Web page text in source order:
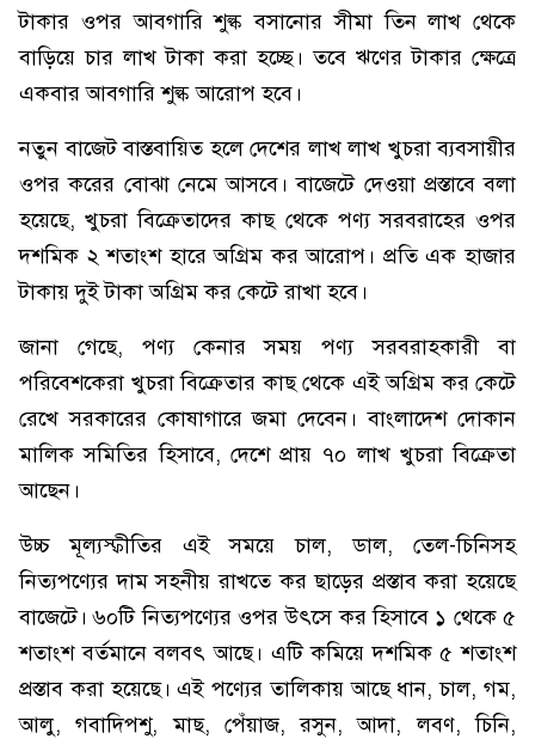
টাকার ওপর আবগারি শুল্ক বসানোর সীমা তিন লাখ থেকে
বাড়িয়ে চার লাখ টাকা করা হচ্ছে। তবে ঋণের টাকার ক্ষেত্রে
একবার আবগারি শুল্ক আরোপ হবে।
নতুন বাজেট বাস্তবায়িত হলে দেশের লাখ লাখ খুচরা ব্যবসায়ীর
ওপর করের বোঝা নেমে আসবে। বাজেটে দেওয়া প্রস্তাবে বলা
হয়েছে, খুচরা বিক্রেতাদের কাছ থেকে পণ্য সরবরাহের ওপর
দশমিক ২ শতাংশ হারে অগ্রিম কর আরোপ। প্রতি এক হাজার
টাকায় দুই টাকা অগ্রিম কর কেটে রাখা হবে।
জানা গেছে, পণ্য কেনার সময় পণ্য সরবরাহকারী বা
পরিবেশকেরা খুচরা বিক্রেতার কাছ থেকে এই অগ্রিম কর কেটে
রেখে সরকারের কোষাগারে জমা দেবেন। বাংলাদেশ দোকান
মালিক সমিতির হিসাবে, দেশে প্রায় ৭০ লাখ খুচরা বিক্রেতা
আছেন।
উচ্চ মূল্যস্ফীতির এই সময়ে চাল, ডাল, তেল-চিনিসহ
নিত্যপণ্যের দাম সহনীয় রাখতে কর ছাড়ের প্রস্তাব করা হয়েছে
বাজেটে। ৬০টি নিত্যপণ্যের ওপর উৎসে কর হিসাবে ১ থেকে ৫
শতাংশ বর্তমানে বলবৎ আছে। এটি কমিয়ে দশমিক ৫ শতাংশ
প্রস্তাব করা হয়েছে। এই পণ্যের তালিকায় আছে ধান, চাল, গম,
আলু, গবাদিপশু, মাছ, পেঁয়াজ, রসুন, আদা, লবণ, চিনি,